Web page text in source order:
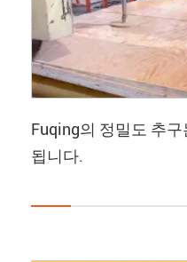
Fuqing의 정밀도 추
됩니다.